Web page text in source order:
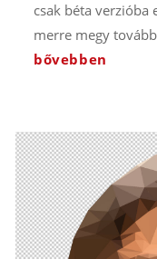
csak béta verzióba
merre megy
bővebben